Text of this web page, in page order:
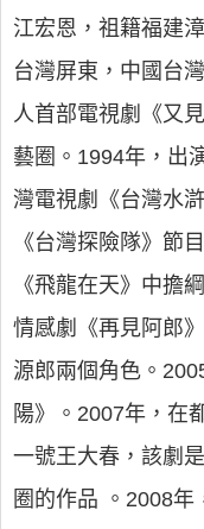
江宏恩，祖籍福建
台灣屏東，中國台
人首部電視劇《又
藝圈。1994年，出
灣電視劇《台灣水
《台灣探險隊》節
《飛龍在天》中擔
情感劇《再見阿郎
源郎兩個角色。
陽》。2007年，在
一號王大春，該劇
圈的作品 。2008年